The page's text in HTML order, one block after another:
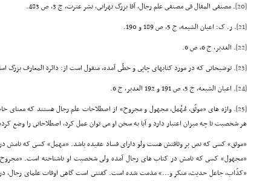
[20]
. مصنفى المقال فى مصنفى علم رجال، آقا بزرگ تهرانى، نشر عترت، چ 3، ص 483.
[21]
. ر. ک: اعیان الشیعه، ج 5، ص 189 و 190.
[22]
. الغدیر، ج 6، ص 6.
[23]
. توضیحاتى که در مورد کتابهاى چاپى و خطّى آمده، منقول است از: دائرة المعارف بزرگ اسلامى، چ
[24]
. اعیان الشیعه، ج 5، ص 191 و 192 الغدیر، ج 6.
[25]
. واژه هاى «موثّق، مُهْمَل، مجهول و مجروح» از اصطلاحات علم رجال هستند که معناى
هر شخصیت تا چه میزان اعتبار دارد و آیا به سخن او مى توان عمل کرد، اصطلاحاتى را وضع
«موثق» کسى که نص بر وثاقتش هست ولو داراى فساد عقیده باشد. «مهمل» کسى که نامش
«مجهول» کسى که نامش در کتاب هاى رجال آمده ولى شخصیت او ناشناخته است.
«کذّاب، جاعل حدیث، منکر و...» مذمت شده است. گفتنى است گاهى اوقات علماى رجال،